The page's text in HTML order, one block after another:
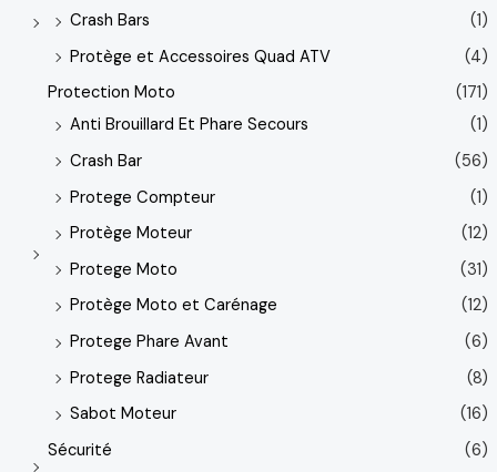
Crash Bars
(1)
Protège et Accessoires Quad ATV
(4)
Protection Moto
(171)
Anti Brouillard Et Phare Secours
(1)
Crash Bar
(56)
Protege Compteur
(1)
Protège Moteur
(12)
Protege Moto
(31)
Protège Moto et Carénage
(12)
Protege Phare Avant
(6)
Protege Radiateur
(8)
Sabot Moteur
(16)
Sécurité
(6)